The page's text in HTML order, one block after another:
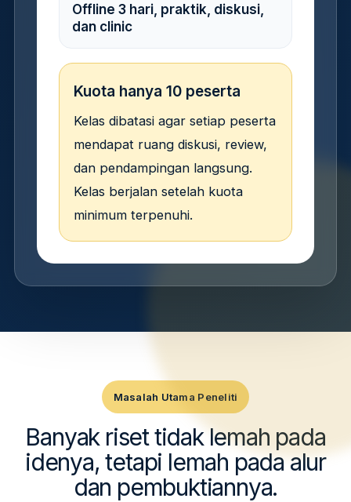
Offline 3 hari, praktik, diskusi,
dan clinic
Kuota hanya 10 peserta
Kelas dibatasi agar setiap peserta
mendapat ruang diskusi, review,
dan pendampingan langsung.
Kelas berjalan setelah kuota
minimum terpenuhi.
Masalah Utama Peneliti
Banyak riset tidak lemah pada
idenya, tetapi lemah pada alur
dan pembuktiannya.